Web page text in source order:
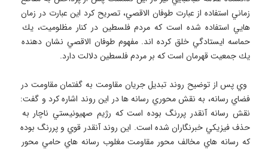
زماني استفاده از عبارت طوفان الاقصي، تصريح كرد اين عبارت در زمان
هايي استفاده شده است كه مردم فلسطين در كنار مظلوميت، يك
حماسه ايستادگي خلق كرده اند. مفهوم طوفان الاقصي نشان دهنده
وي پس از توضيح روند تبديل جريان مقاومت به گفتمان مقاومت در
فضاي رسانه، به نقش محوري رسانه ها در اين روند اشاره كرد و گفت:
نقش رسانه آنقدر پررنگ بوده است كه رژيم صهيونيستي ناچار به
حذف فيزيكي خبرنگاران شده است. اين روند آنقدر قوي و پررنگ بوده
كه رسانه هاي مخالف محور مقاومت مغلوب رسانه هاي حامي محور